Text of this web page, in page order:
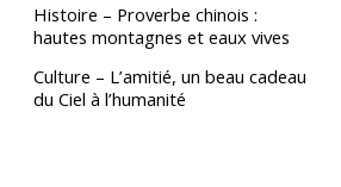
Histoire – Proverbe chinois :
hautes montagnes et eaux vives
Culture – L’amitié, un beau cadeau
du Ciel à l’humanité